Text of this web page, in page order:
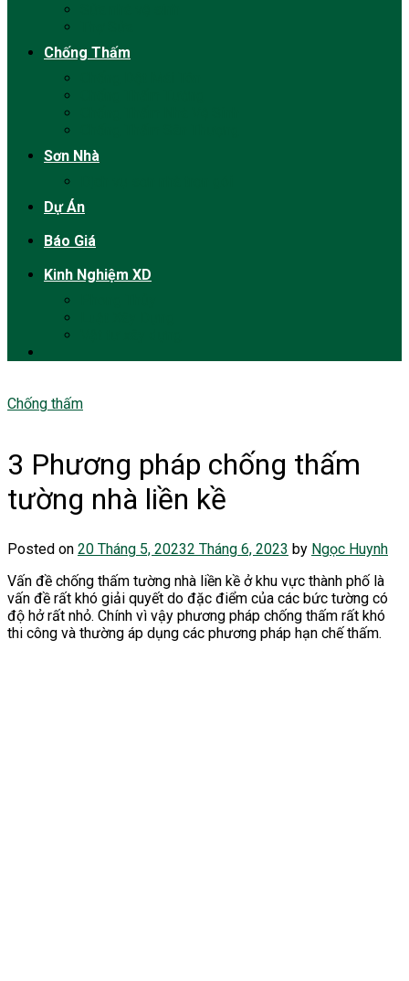
Chống Thấm
Sơn Nhà
Dự Án
Báo Giá
Kinh Nghiệm XD
Chống thấm
3 Phương pháp chống thấm
tường nhà liền kề
Posted on 20 Tháng 5, 20232 Tháng 6, 2023 by Ngọc Huynh
Vấn đề chống thấm tường nhà liền kề ở khu vực thành phố là
vấn đề rất khó giải quyết do đặc điểm của các bức tường có
độ hở rất nhỏ. Chính vì vậy phương pháp chống thấm rất khó
thi công và thường áp dụng các phương pháp hạn chế thấm.